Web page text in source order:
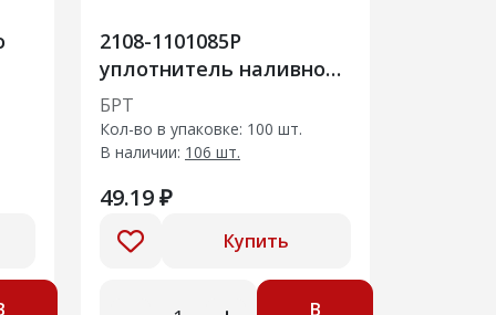
2108-1101085Р
уплотнитель наливной
трубы топлив.бака
БРТ
Кол-во в упаковке: 100 шт.
В наличии: 106 шт.
49.19 ₽
Купить
В